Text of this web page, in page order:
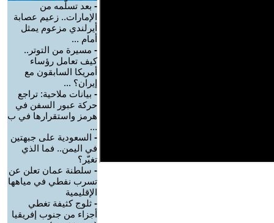
- بعد تسلّمه من
الإمارات.. زعيم عصابة
أيرلندي مزعوم يمثل
أمام ...
- مسيرة من التوتر..
كيف تعامل رؤساء
أمريكا السابقون مع
إيران؟ ...
- بيانات ملاحية: تراجع
حركة عبور السفن في
هرمز واستقرارها في ب
...
- السعودية على جبهتين
في اليمن.. فما الذي
تغيّر؟
- سلطنة عمان تعلن عن
تسرب نفطي في مياهها
الإقليمية
- ثلوج كثيفة تغطي
أجزاء من جنوب إفريقيا